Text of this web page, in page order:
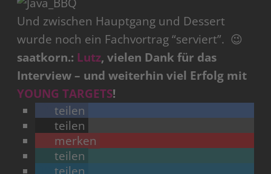
Und zwischen Hauptgang und Dessert
wurde noch ein Fachvortrag “serviert”. 😉
saatkorn.: Lutz, vielen Dank für das
Interview – und weiterhin viel Erfolg mit
YOUNG TARGETS!
teilen
teilen
merken
teilen